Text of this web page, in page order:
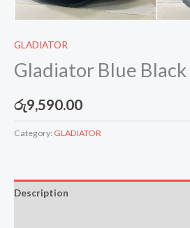
GLADIATOR
Gladiator Blue Black
රු9,590.00
Category: GLADIATOR
Description